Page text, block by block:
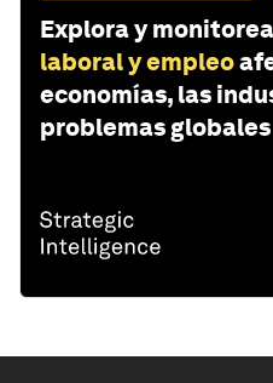
Explora y
laboral y empleo
economías, las
problemas globales